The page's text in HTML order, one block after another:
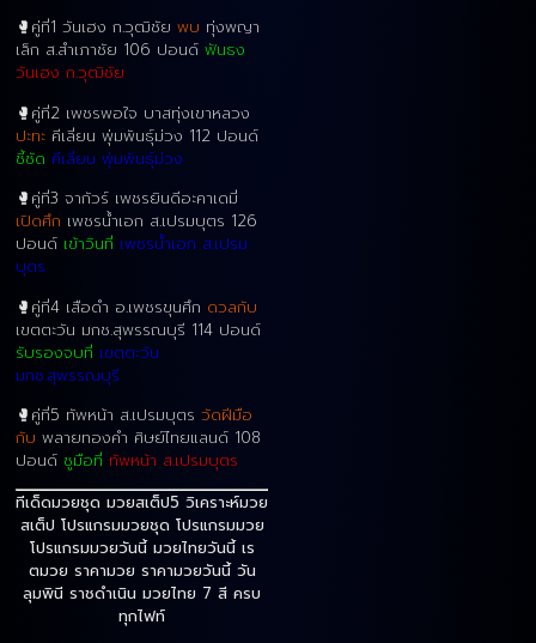
🥊คู่ที่1 วันเฮง ก.วุฒิชัย พบ ทุ่งพญา
เล็ก ส.สำเภาชัย 106 ปอนด์ ฟันธง
วันเฮง ก.วุฒิชัย
🥊คู่ที่2 เพชรพอใจ บาสทุ่งเขาหลวง
ปะทะ คีเลี่ยน พุ่มพันธุ์ม่วง 112 ปอนด์
ชี้ชัด คีเลี่ยน พุ่มพันธุ์ม่วง
🥊คู่ที่3 จากัวร์ เพชรยินดีอะคาเดมี่
เปิดศึก เพชรน้ำเอก ส.เปรมบุตร 126
ปอนด์ เข้าวินที่ เพชรน้ำเอก ส.เปรม
บุตร
🥊คู่ที่4 เสือดำ อ.เพชรขุนศึก ดวลกับ
เขตตะวัน มกช.สุพรรณบุรี 114 ปอนด์
รับรองจบที่ เขตตะวัน
มกช.สุพรรณบุรี
🥊คู่ที่5 ทัพหน้า ส.เปรมบุตร วัดฝีมือ
กับ พลายทองคำ ศิษย์ไทยแลนด์ 108
ปอนด์ ชูมือที่ ทัพหน้า ส.เปรมบุตร
ทีเด็ดมวยชุด มวยสเต็ป5 วิเคราะห์มวย
สเต็ป โปรแกรมมวยชุด โปรแกรมมวย
โปรแกรมมวยวันนี้ มวยไทยวันนี้ เร
ตมวย ราคามวย ราคามวยวันนี้ วัน
ลุมพินี ราชดำเนิน มวยไทย 7 สี ครบ
ทุกไฟท์